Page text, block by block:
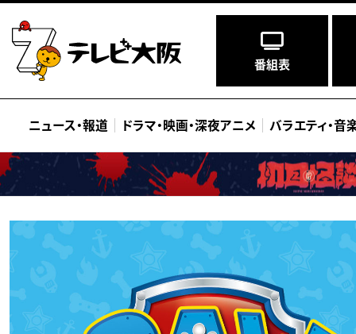
番組表
ニュース・報道 ドラマ・映画・深夜アニメ バラエティ・音